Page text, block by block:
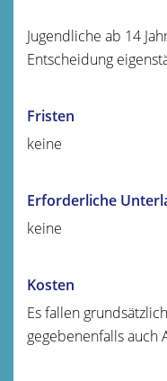
Jugendliche ab 14
Entscheidung
Fristen
keine
Erforderliche
keine
Kosten
Es fallen
gegebenenfalls auch